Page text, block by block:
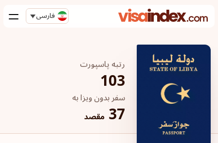
فارسی
رتبه پاسپورت
103
سفر بدون ویزا به
37 مقصد